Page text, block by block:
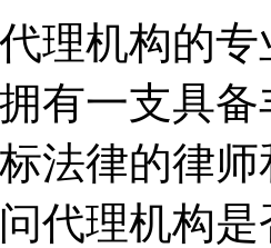
理机构的
有一支具
法律的律
代理机构